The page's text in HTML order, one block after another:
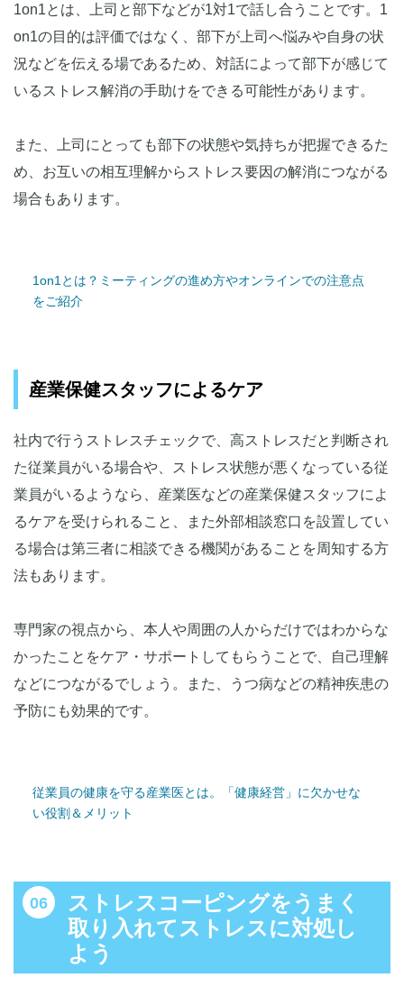
1on1とは、上司と部下などが1対1で話し合うことです。1
on1の目的は評価ではなく、部下が上司へ悩みや自身の状
況などを伝える場であるため、対話によって部下が感じて
いるストレス解消の手助けをできる可能性があります。
また、上司にとっても部下の状態や気持ちが把握できるた
め、お互いの相互理解からストレス要因の解消につながる
場合もあります。
1on1とは？ミーティングの進め方やオンラインでの注意点
をご紹介
産業保健スタッフによるケア
社内で行うストレスチェックで、高ストレスだと判断され
た従業員がいる場合や、ストレス状態が悪くなっている従
業員がいるようなら、産業医などの産業保健スタッフによ
るケアを受けられること、また外部相談窓口を設置してい
る場合は第三者に相談できる機関があることを周知する方
法もあります。
専門家の視点から、本人や周囲の人からだけではわからな
かったことをケア・サポートしてもらうことで、自己理解
などにつながるでしょう。また、うつ病などの精神疾患の
予防にも効果的です。
従業員の健康を守る産業医とは。「健康経営」に欠かせな
い役割＆メリット
ストレスコーピングをうまく
取り入れてストレスに対処し
よう